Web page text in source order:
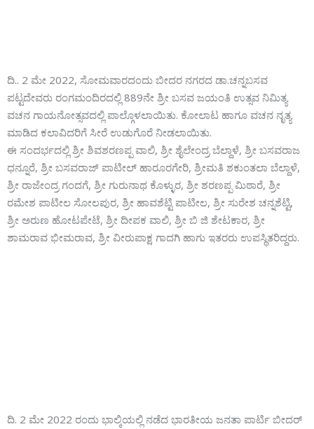
ದಿ.. 2 ಮೇ 2022, ಸೋಮವಾರದಂದು ಬೀದರ ನಗರದ ಡಾ.ಚನ್ನಬಸವ
ಪಟ್ಟದೇವರು ರಂಗಮಂದಿರದಲ್ಲಿ 889ನೇ ಶ್ರೀ ಬಸವ ಜಯಂತಿ ಉತ್ಸವ ನಿಮಿತ್ಯ
ವಚನ ಗಾಯನೋತ್ಸವದಲ್ಲಿ ಪಾಲ್ಗೊಳಲಾಯಿತು. ಕೋಲಾಟ ಹಾಗೂ ವಚನ ನೃತ್ಯ
ಮಾಡಿದ ಕಲಾವಿದರಿಗೆ ಸೀರೆ ಉಡುಗೊರೆ ನೀಡಲಾಯಿತು.
ಈ ಸಂದರ್ಭದಲ್ಲಿ ಶ್ರೀ ಶಿವಶರಣಪ್ಪ ವಾಲಿ, ಶ್ರೀ ಶೈಲೇಂದ್ರ ಬೆಲ್ದಾಳೆ, ಶ್ರೀ ಬಸವರಾಜ
ಧನ್ನೂರೆ, ಶ್ರೀ ಬಸವರಾಜ್ ಪಾಟೀಲ್ ಹಾರೂರಗೇರಿ, ಶ್ರೀಮತಿ ಶಕುಂತಲಾ ಬೆಲ್ದಾಳೆ,
ಶ್ರೀ ರಾಜೇಂದ್ರ ಗಂದಗೆ, ಶ್ರೀ ಗುರುನಾಥ ಕೊಳ್ಳುರ, ಶ್ರೀ ಶರಣಪ್ಪ ಮಿಠಾರೆ, ಶ್ರೀ
ರಮೇಶ ಪಾಟೀಲ ಸೋಲಪುರ, ಶ್ರೀ ಹಾವಶೆಟ್ಟಿ ಪಾಟೀಲ, ಶ್ರೀ ಸುರೇಶ ಚನ್ನಶೆಟ್ಟಿ,
ಶ್ರೀ ಅರುಣ ಹೋಟಪೇಟೆ, ಶ್ರೀ ದೀಪಕ ವಾಲಿ, ಶ್ರೀ ಬಿ ಜಿ ಶೇಟಕಾರ, ಶ್ರೀ
ಶಾಮರಾವ ಭೀಮರಾವ, ಶ್ರೀ ವೀರುಪಾಕ್ಷ ಗಾದಗಿ ಹಾಗು ಇತರರು ಉಪಸ್ಥಿತರಿದ್ದರು.
ದಿ. 2 ಮೇ 2022 ರಂದು ಭಾಲ್ಕಿಯಲ್ಲಿ ನಡೆದ ಭಾರತೀಯ ಜನತಾ ಪಾರ್ಟಿ ಬೀದರ್